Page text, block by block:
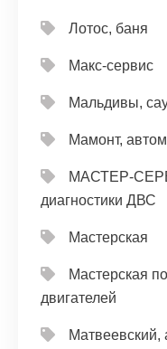
Лотос, баня
Макс-сервис
Мальдивы,
Мамонт,
МАСТЕР-
диагностики ДВС
Мастерская
Мастерская
двигателей
Матвеевский,